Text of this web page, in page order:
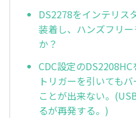
DS2278をインテリス
装着し、ハンズフリ
か？
CDC設定のDS2208HC
トリガーを引いても
ことが出来ない。
るが再発する。)